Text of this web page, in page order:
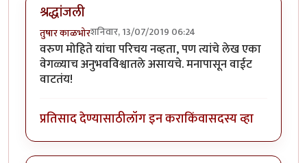
श्रद्धांजली
तुषार काळभोरशनिवार, 13/07/2019 06:24
वरुण मोहिते यांचा परिचय नव्हता, पण त्यांचे लेख एका
वेगळ्याच अनुभवविश्वातले असायचे. मनापासून वाईट
वाटतंय!
प्रतिसाद देण्यासाठीलॉग इन कराकिंवासदस्य व्हा